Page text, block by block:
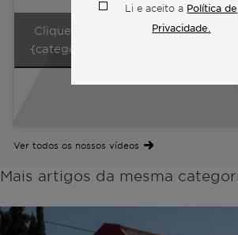
Clique para aceitar os cookies da
{categoria} e ativar este conteúdo
Ver todos os nossos vídeos
Mais artigos da mesma
Li e aceito a Política de
Privacidade.